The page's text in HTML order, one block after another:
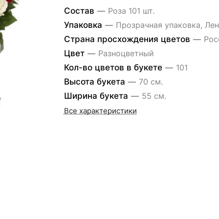
Состав — Роза 101 шт.
Упаковка — Прозрачная упаковка,
Страна просхождения цветов —
Цвет — Разноцветный
Кол-во цветов в букете — 101
Высота букета — 70 см.
Ширина букета — 55 см.
Все характеристики